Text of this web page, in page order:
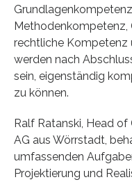
Methodenkompetenz,
rechtliche Kompetenz
werden nach
sein, eigenständig
zu können.
Ralf Ratanski, Head
AG aus Wörrstadt,
umfassenden
Projektierung und